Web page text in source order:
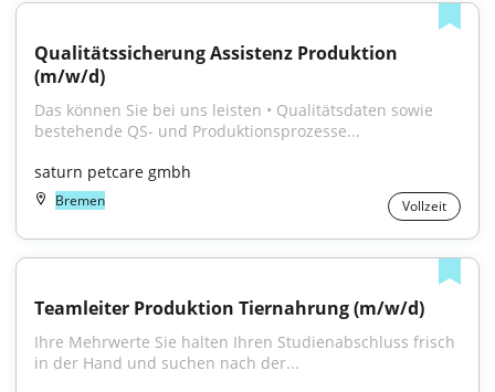
Qualitätssicherung Assistenz Produktion
(m/w/d)
Das können Sie bei uns leisten • Qualitätsdaten sowie
bestehende QS- und Produktionsprozesse...
saturn petcare gmbh
Bremen Vollzeit
Teamleiter Produktion Tiernahrung (m/w/d)
Ihre Mehrwerte Sie halten Ihren Studienabschluss frisch
in der Hand und suchen nach der...